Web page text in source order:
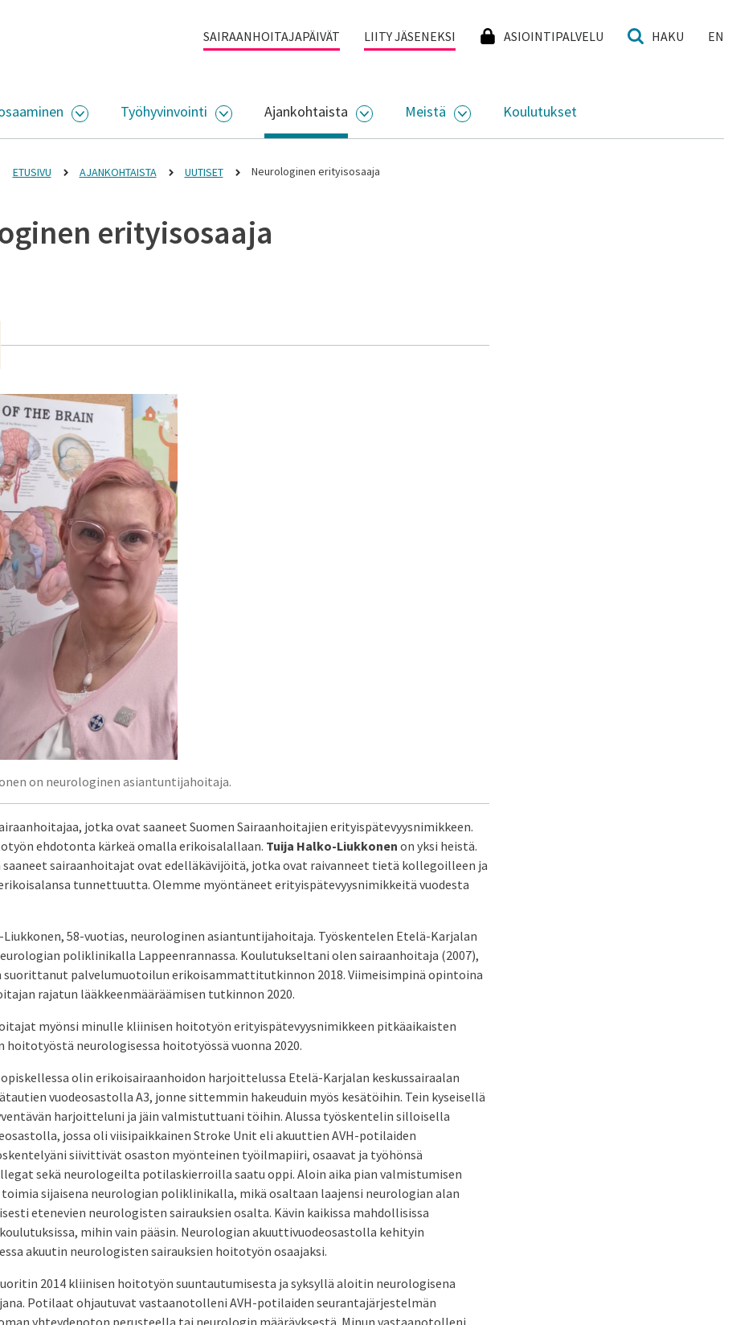
SAIRAANHOITAJAPÄIVÄT LIITY JÄSENEKSI ASIOINTIPALVELU HAKU EN
AVAA ALASIVUJEN VALIKKO
Työhyvinvointi
AVAA ALASIVUJEN VALIKKO
Ajankohtaista
AVAA ALASIVUJEN VALIKKO
Meistä
AVAA ALASIVUJEN VALIKKO
Koulutukset
ETUSIVU AJANKOHTAISTA UUTISET Neurologinen erityisosaaja
erityisosaaja
on neurologinen asiantuntijahoitaja.
jotka ovat saaneet Suomen Sairaanhoitajien erityispätevyysnimikkeen.
ehdotonta kärkeä omalla erikoisalallaan. Tuija Halko-Liukkonen on yksi heistä.
saaneet sairaanhoitajat ovat edelläkävijöitä, jotka ovat raivanneet tietä kollegoilleen ja
tunnettuutta. Olemme myöntäneet erityispätevyysnimikkeitä vuodesta
Liukkonen, 58-vuotias, neurologinen asiantuntijahoitaja. Työskentelen Etelä-Karjalan
poliklinikalla Lappeenrannassa. Koulutukseltani olen sairaanhoitaja (2007),
suorittanut palvelumuotoilun erikoisammattitutkinnon 2018. Viimeisimpinä opintoina
rajatun lääkkeenmääräämisen tutkinnon 2020.
myönsi minulle kliinisen hoitotyön erityispätevyysnimikkeen pitkäaikaisten
hoitotyöstä neurologisessa hoitotyössä vuonna 2020.
olin erikoisairaanhoidon harjoittelussa Etelä-Karjalan keskussairaalan
vuodeosastolla A3, jonne sittemmin hakeuduin myös kesätöihin. Tein kyseisellä
harjoitteluni ja jäin valmistuttuani töihin. Alussa työskentelin silloisella
jossa oli viisipaikkainen Stroke Unit eli akuuttien AVH-potilaiden
siivittivät osaston myönteinen työilmapiiri, osaavat ja työhönsä
sekä neurologeilta potilaskierroilla saatu oppi. Aloin aika pian valmistumisen
toimia sijaisena neurologian poliklinikalla, mikä osaltaan laajensi neurologian alan
etenevien neurologisten sairauksien osalta. Kävin kaikissa mahdollisissa
mihin vain pääsin. Neurologian akuuttivuodeosastolla kehityin
akuutin neurologisten sairauksien hoitotyön osaajaksi.
2014 kliinisen hoitotyön suuntautumisesta ja syksyllä aloitin neurologisena
Potilaat ohjautuvat vastaanotolleni AVH-potilaiden seurantajärjestelmän